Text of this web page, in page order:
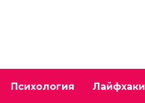
Психология Лайфхаки